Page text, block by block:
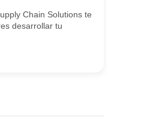
Chain Solutions te
desarrollar tu